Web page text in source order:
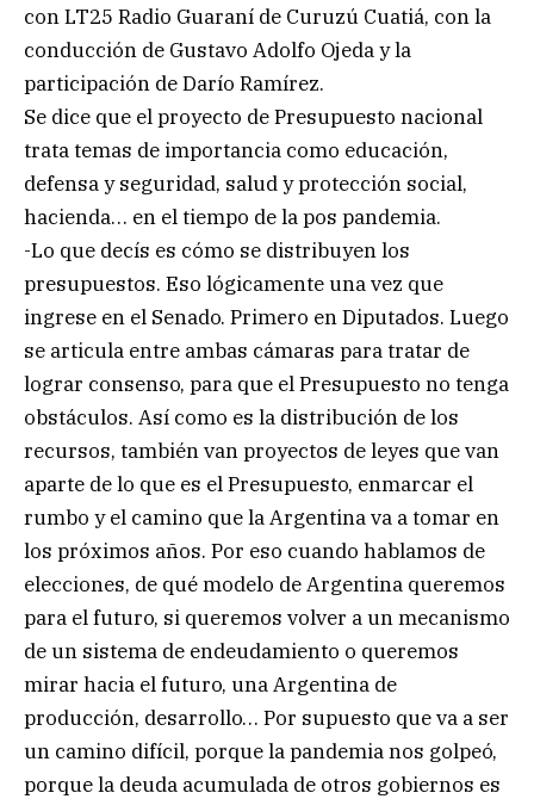
con LT25 Radio Guaraní de Curuzú Cuatiá, con la
conducción de Gustavo Adolfo Ojeda y la
participación de Darío Ramírez.
Se dice que el proyecto de Presupuesto nacional
trata temas de importancia como educación,
defensa y seguridad, salud y protección social,
hacienda… en el tiempo de la pos pandemia.
-Lo que decís es cómo se distribuyen los
presupuestos. Eso lógicamente una vez que
ingrese en el Senado. Primero en Diputados. Luego
se articula entre ambas cámaras para tratar de
lograr consenso, para que el Presupuesto no tenga
obstáculos. Así como es la distribución de los
recursos, también van proyectos de leyes que van
aparte de lo que es el Presupuesto, enmarcar el
rumbo y el camino que la Argentina va a tomar en
los próximos años. Por eso cuando hablamos de
elecciones, de qué modelo de Argentina queremos
para el futuro, si queremos volver a un mecanismo
de un sistema de endeudamiento o queremos
mirar hacia el futuro, una Argentina de
producción, desarrollo… Por supuesto que va a ser
un camino difícil, porque la pandemia nos golpeó,
porque la deuda acumulada de otros gobiernos es